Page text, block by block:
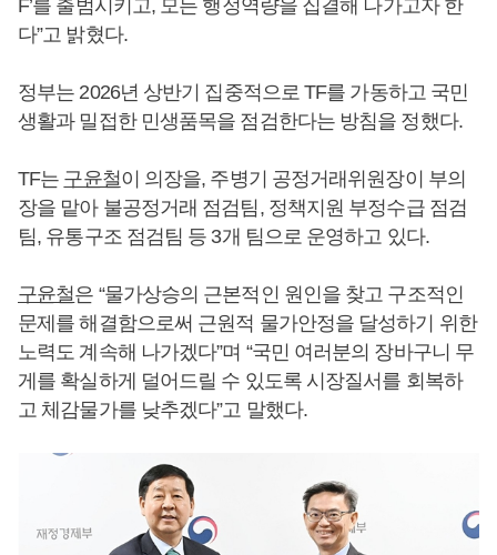
F’를 출범시키고, 모든 행정역량을 집결해 나가고자 한
다”고 밝혔다.
정부는 2026년 상반기 집중적으로 TF를 가동하고 국민
생활과 밀접한 민생품목을 점검한다는 방침을 정했다.
TF는 구윤철이 의장을, 주병기 공정거래위원장이 부의
장을 맡아 불공정거래 점검팀, 정책지원 부정수급 점검
팀, 유통구조 점검팀 등 3개 팀으로 운영하고 있다.
구윤철은 “물가상승의 근본적인 원인을 찾고 구조적인
문제를 해결함으로써 근원적 물가안정을 달성하기 위한
노력도 계속해 나가겠다”며 “국민 여러분의 장바구니 무
게를 확실하게 덜어드릴 수 있도록 시장질서를 회복하
고 체감물가를 낮추겠다”고 말했다.